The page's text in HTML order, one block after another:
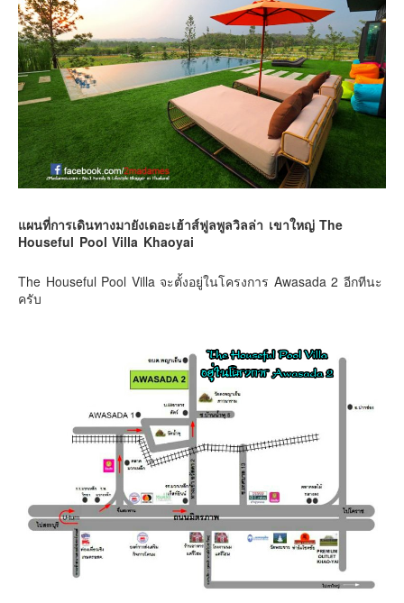
ฟิลิปปินส์
ออสเตรเลีย
นิวซีแลนด์
อเมริกา
ร้านอร่อย
บทความครอบครัว
Beauty Review
Products & Applications
About Us
แผนที่การเดินทางมายังเดอะเฮ้าส์ฟูลพูลวิลล่า เขาใหญ่ The
Houseful Pool Villa Khaoyai
The Houseful Pool Villa จะตั้งอยู่ในโครงการ Awasada 2 อีกทีนะ
ครับ